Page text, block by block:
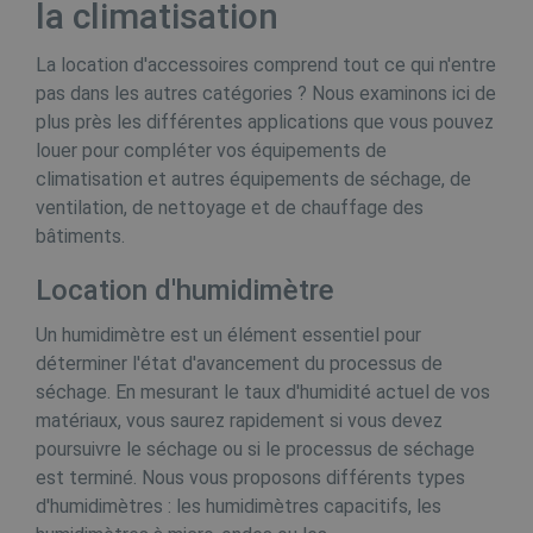
la climatisation
La location d'accessoires comprend tout ce qui n'entre
pas dans les autres catégories ? Nous examinons ici de
plus près les différentes applications que vous pouvez
louer pour compléter vos équipements de
climatisation et autres équipements de séchage, de
ventilation, de nettoyage et de chauffage des
bâtiments.
Location d'humidimètre
Un humidimètre est un élément essentiel pour
déterminer l'état d'avancement du processus de
séchage. En mesurant le taux d'humidité actuel de vos
matériaux, vous saurez rapidement si vous devez
poursuivre le séchage ou si le processus de séchage
est terminé. Nous vous proposons différents types
d'humidimètres : les humidimètres capacitifs, les
_GRECAPTCHA
_gat_UA-19123615-2
.buildingdryer.be
Naam
Aanbieder /
Domein
Vervaldatum
VISITOR_INFO1_LIVE
Google LLC
6 maanden
Domein
_hjSession_665201 .buildingdryer.be
_hjSessionUser_665201
.buildingdryer.be 1 jaar